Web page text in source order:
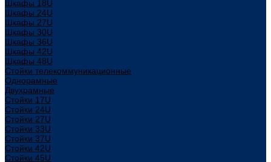
Шкафы 18U
Шкафы 24U
Шкафы 27U
Шкафы 30U
Шкафы 36U
Шкафы 42U
Шкафы 48U
Стойки телекоммуникационные
Однорамные
Двухрамные
Стойки 17U
Стойки 24U
Стойки 27U
Стойки 33U
Стойки 37U
Стойки 42U
Стойки 45U